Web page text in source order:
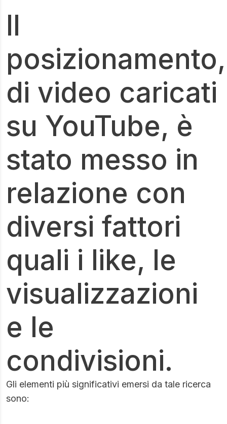
Il
posizionamento,
di video caricati
su YouTube, è
stato messo in
relazione con
diversi fattori
quali i like, le
visualizzazioni
e le
condivisioni.
Gli elementi più significativi emersi da tale ricerca
sono: